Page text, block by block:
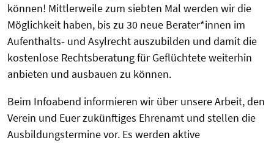
können! Mittlerweile zum siebten Mal werden wir die
Möglichkeit haben, bis zu 30 neue Berater*innen im
Aufenthalts- und Asylrecht auszubilden und damit die
kostenlose Rechtsberatung für Geflüchtete weiterhin
anbieten und ausbauen zu können.
Beim Infoabend informieren wir über unsere Arbeit, den
Verein und Euer zukünftiges Ehrenamt und stellen die
Ausbildungstermine vor. Es werden aktive